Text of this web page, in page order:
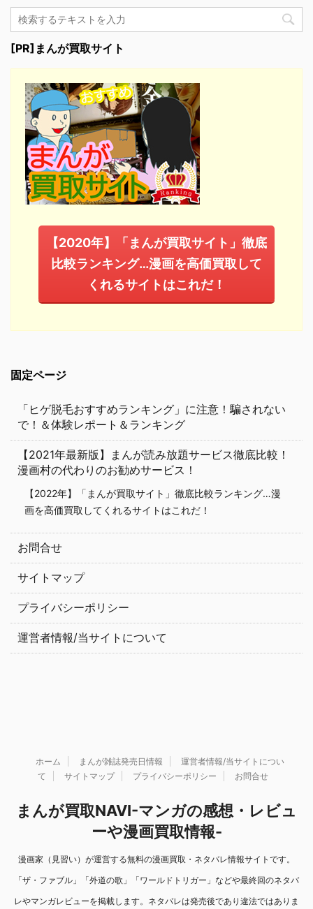
[PR]まんが買取サイト
【2020年】「まんが買取サイト」徹底
比較ランキング…漫画を高価買取して
くれるサイトはこれだ！
固定ページ
「ヒゲ脱毛おすすめランキング」に注意！騙されない
で！＆体験レポート＆ランキング
【2021年最新版】まんが読み放題サービス徹底比較！
漫画村の代わりのお勧めサービス！
【2022年】「まんが買取サイト」徹底比較ランキング…漫
画を高価買取してくれるサイトはこれだ！
お問合せ
サイトマップ
プライバシーポリシー
運営者情報/当サイトについて
ホーム まんが雑誌発売日情報
運営者情報/当サイトについ
て
サイトマップ プライバシーポリシー お問合せ
まんが買取NAVI-マンガの感想・レビュ
ーや漫画買取情報-
漫画家（見習い）が運営する無料の漫画買取・ネタバレ情報サイトです。
「ザ・ファブル」「外道の歌」「ワールドトリガー」などや最終回のネタバ
レやマンガレビューを掲載します。ネタバレは発売後であり違法ではありま